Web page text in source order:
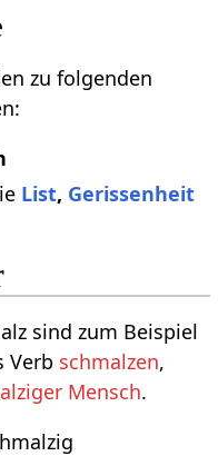
zu folgenden
List, Gerissenheit
sind zum Beispiel
Verb schmalzen,
Mensch.